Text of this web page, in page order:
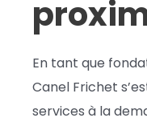
En tant que
Canel Frichet
services à la